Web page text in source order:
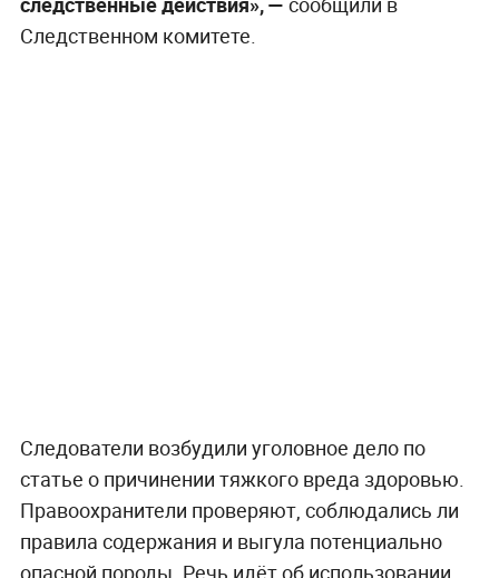
Следственном комитете.
Следователи возбудили уголовное дело по
статье о причинении тяжкого вреда здоровью.
Правоохранители проверяют, соблюдались ли
правила содержания и выгула потенциально